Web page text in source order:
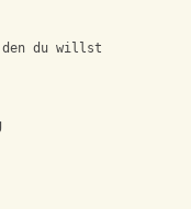
den du willst